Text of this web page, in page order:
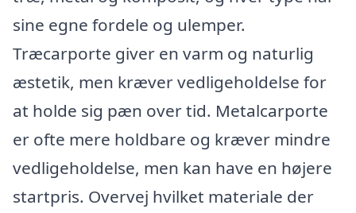
sine egne fordele og ulemper.
Træcarporte giver en varm og naturlig
æstetik, men kræver vedligeholdelse for
at holde sig pæn over tid. Metalcarporte
er ofte mere holdbare og kræver mindre
vedligeholdelse, men kan have en højere
startpris. Overvej hvilket materiale der